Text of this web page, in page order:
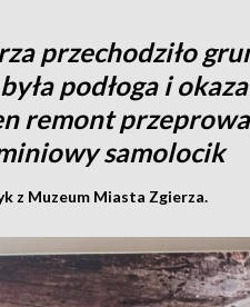
przechodziło
podłoga i
remont
samolocik
z Muzeum Miasta Zgierza.